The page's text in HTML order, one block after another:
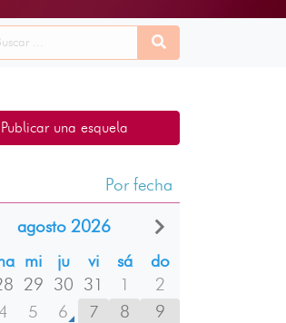
Publicar una esquela
Por fecha
agosto 2026
mi ju vi sá
do
29 30 31 1
2
4 5 6 7 8
9